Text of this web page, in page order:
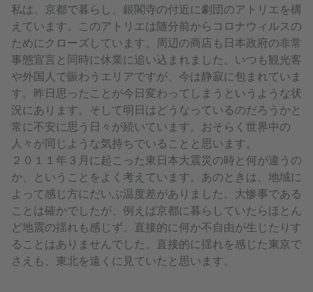
私は、京都で暮らし、銀閣寺の付近に劇団のアトリエを構
えています。このアトリエは随分前からコロナウィルスの
ためにクローズしています。周辺の商店も日本政府の非常
事態宣言と同時に休業に追い込まれました。いつも観光客
や外国人で賑わうエリアですが、今は静寂に包まれていま
す。昨日思ったことが今日変わってしまうというような状
況にあります。そして明日はどうなっているのだろうかと
常に不安に思う日々が続いています。おそらく世界中の
人々が同じような気持ちでいることと思います。
２０１１年３月に起こった東日本大震災の時と何が違うの
か、ということをよく考えています。あのときは、地域に
よって感じ方にだいぶ温度差がありました。大惨事である
ことは確かでしたが、例えば京都に暮らしていたらほとん
ど地震の揺れも感じず、直接的に何か不自由が生じたりす
ることはありませんでした。直接的に揺れを感じた東京で
さえも、東北を遠くに見ていたと思います。